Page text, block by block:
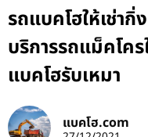
รถแบคโฮให้เช่ากิ่
บริการรถแม็คโคร
แบคโฮรับเหมา
แบคโฮ.com